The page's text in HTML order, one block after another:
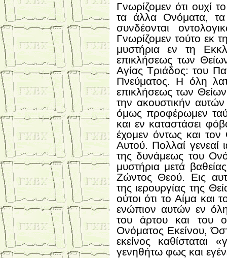
Γνωρίζομεν ότι ουχί
τα άλλα Ονόματα,
συνδέονται
Γνωρίζομεν τούτο εκ
μυστήρια εν τη
επικλήσεως των
Αγίας Τριάδος: του
Πνεύματος. Η όλη
επικλήσεως των
την ακουστικήν
όμως προφέρωμεν
και εν καταστάσει
έχομεν όντως και
Αυτού. Πολλαί γενεαί
της δυνάμεως του
μυστήρια μετά
Ζώντος Θεού. Εις
της ιερουργίας της
ούτοι ότι το Αίμα και
ενώπιον αυτών εν
του άρτου και του
Ονόματος Εκείνου,
εκείνος καθίσταται
γενηθήτω φως και